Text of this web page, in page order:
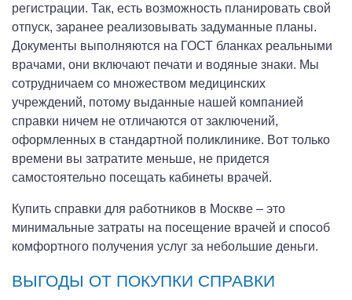
регистрации. Так, есть возможность планировать свой
отпуск, заранее реализовывать задуманные планы.
Документы выполняются на ГОСТ бланках реальными
врачами, они включают печати и водяные знаки. Мы
сотрудничаем со множеством медицинских
учреждений, потому выданные нашей компанией
справки ничем не отличаются от заключений,
оформленных в стандартной поликлинике. Вот только
времени вы затратите меньше, не придется
самостоятельно посещать кабинеты врачей.
Купить справки для работников в Москве – это
минимальные затраты на посещение врачей и способ
комфортного получения услуг за небольшие деньги.
ВЫГОДЫ ОТ ПОКУПКИ СПРАВКИ